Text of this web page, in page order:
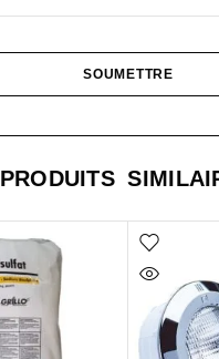
PRODUITS